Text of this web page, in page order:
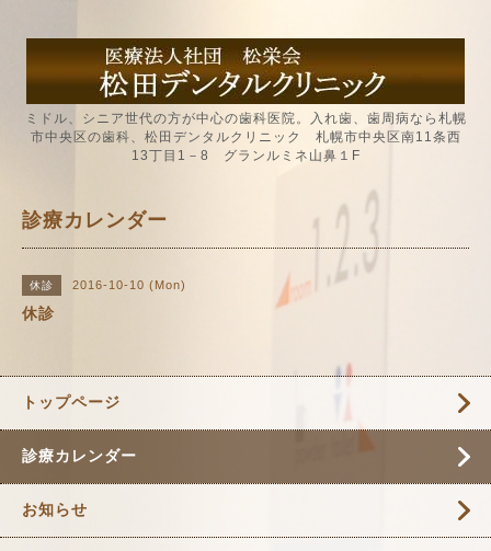
ミドル、シニア世代の方が中心の歯科医院。入れ歯、歯周病なら札幌
市中央区の歯科、松田デンタルクリニック 札幌市中央区南11条西
13丁目1－8 グランルミネ山鼻１F
診療カレンダー
休診 2016-10-10 (Mon)
休診
トップページ
診療カレンダー
お知らせ